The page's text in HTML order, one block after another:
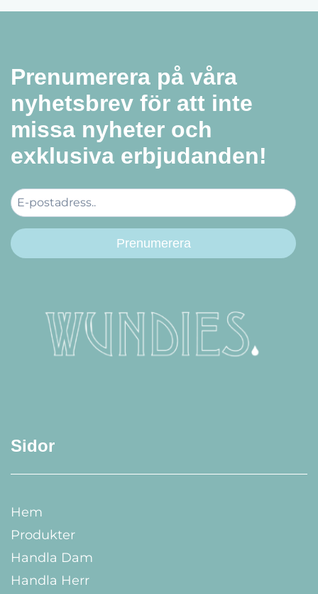
Prenumerera på våra
nyhetsbrev för att inte
missa nyheter och
exklusiva erbjudanden!
Prenumerera
Sidor
Hem
Produkter
Handla Dam
Handla Herr